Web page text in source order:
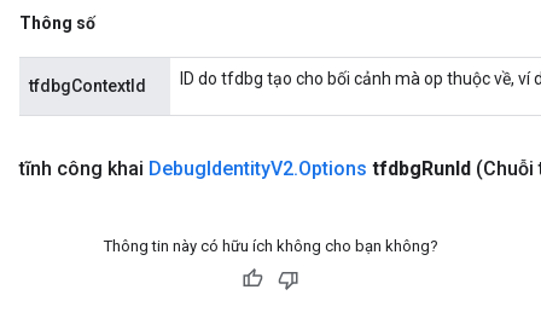
Thông số
tfdbgContextId ID do tfdbg tạo cho bối cảnh mà op thuộc về,
tĩnh công khai DebugIdentityV2.Options tfdbgRunId
Thông tin này có hữu ích không cho bạn không?